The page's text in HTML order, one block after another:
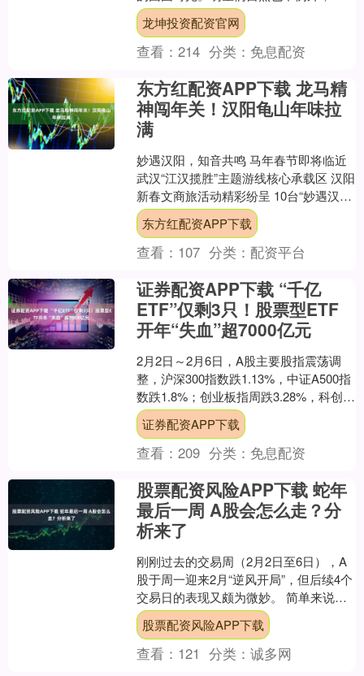
着春节的假期，他们终于可以暂时放下
繁忙的工作，享受一段难得....
龙坤投资配资官网
查看：214 分类： 免息配资
东方红配资APP下载 龙马精
神闯年关！汉阳龟山年味拉
满
妙遇汉阳，知音共鸣 马年春节即将临近
武汉“江汉揽胜”主题游线核心承载区 汉阳
新春文商旅活动精彩纷呈 10台“妙遇汉
阳”马年新春 免费旅游观光巴士专线 （后
简称....
东方红配资APP下载
查看： 107 分类： 配资平台
证券配资APP下载 “千亿
ETF”仅剩3只！股票型ETF
开年“失血”超7000亿元
2月2日～2月6日，A股主要股指震荡调
整，沪深300指数跌1.13%，中证A500指
数跌1.8%；创业板指周跌3.28%，科创
50指数大跌5.76%；港股市场同....
证券配资APP下载
查看：209 分类： 免息配资
股票配资风险APP下载 蛇年
最后一周 A股会怎么走？分
析来了
刚刚过去的交易周（2月2日至6日），A
股于周一迎来2月“逆风开局”，但后续4个
交易日的表现又颇为微妙。 简单来说：
周一、周二，市场经历了极致恐慌后的
强修复； ....
股票配资风险APP下载
查看： 121 分类：诚多网